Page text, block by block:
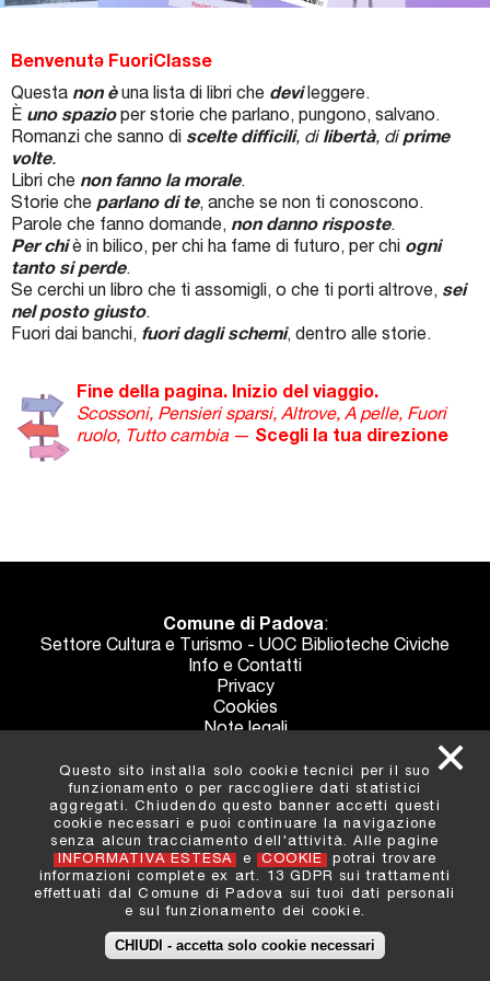
Novità in biblioteca
Benvenutə FuoriClasse
Questa non è una lista di libri che devi leggere.
È uno spazioper storie che parlano, pungono, salvano.
Romanzi che sanno di scelte difficili, di libertà, diprime
volte.
Libri che non fanno la morale.
Storie che parlano di te, anche se non ti conoscono.
Parole che fanno domande, non danno risposte.
Per chiè in bilico, per chi ha fame di futuro, per chi ogni
tanto si perde.
Se cerchi un libro che ti assomigli, o che ti porti altrove, sei
nel posto giusto.
Fuori dai banchi, fuori dagli schemi, dentro alle storie.
Fine della pagina. Inizio del viaggio.
Scossoni, Pensieri sparsi, Altrove, A pelle, Fuori
ruolo, Tutto cambia — Scegli la tua direzione
Comune di Padova:
Settore Cultura e Turismo - UOC Biblioteche Civiche
Info e Contatti
Privacy
Cookies
Note legali
Realizzato con il contributo del Ministero per i beni e le attività
culturali e per il turismo - Direzione generale Biblioteche e diritto
d’autore
Fondo per la promozione della lettura, della tutela e della
valorizzazione del patrimonio librario 2020
Questo sito installa solo cookie tecnici per il suo
funzionamento o per raccogliere dati statistici
aggregati. Chiudendo questo banner accetti questi
cookie necessari e puoi continuare la navigazione
senza alcun tracciamento dell'attività. Alle pagine
INFORMATIVA ESTESA
e COOKIE
potrai trovare
informazioni complete ex art. 13 GDPR sui trattamenti
effettuati dal Comune di Padova sui tuoi dati personali
e sul funzionamento dei cookie.
CHIUDI - accetta solo cookie necessari